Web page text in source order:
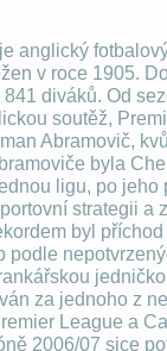
anglický
v roce 1905.
841 diváků. Od
soutěž,
Abramovič,
byla
ligu, po
strategii a
byl
podle
za jednoho z
League a
2006/07 sice